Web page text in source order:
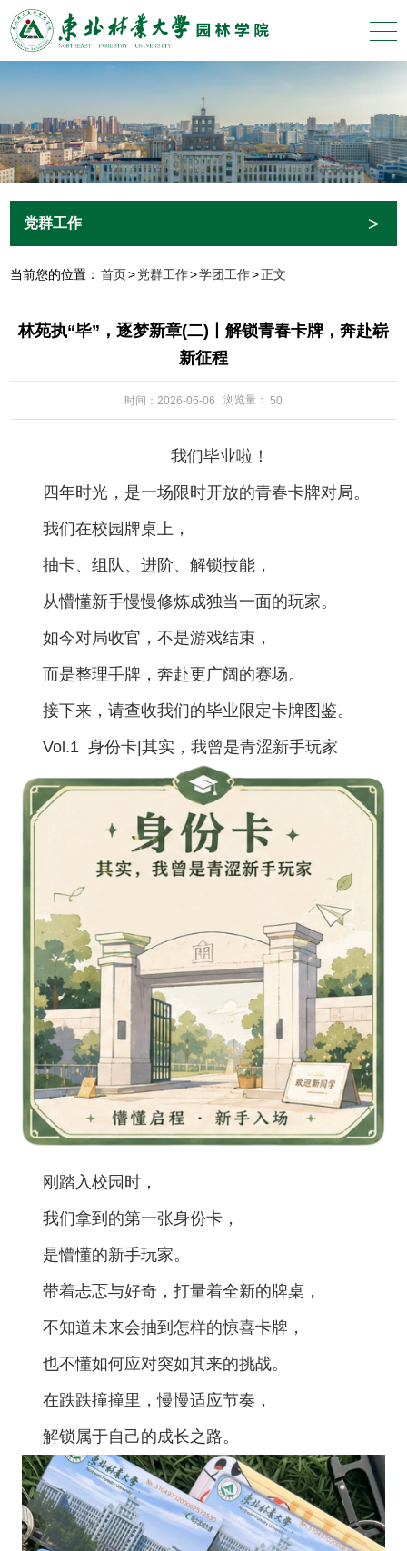
党群工作 >
当前您的位置： 首页>党群工作>学团工作>正文
林苑执“毕”，逐梦新章(二)丨解锁青春卡牌，奔赴崭
新征程
时间：2026-06-06 浏览量： 50
我们毕业啦！
四年时光，是一场限时开放的青春卡牌对局。
我们在校园牌桌上，
抽卡、组队、进阶、解锁技能，
从懵懂新手慢慢修炼成独当一面的玩家。
如今对局收官，不是游戏结束，
而是整理手牌，奔赴更广阔的赛场。
接下来，请查收我们的毕业限定卡牌图鉴。
Vol.1身份卡 |其实，我曾是青涩新手玩家
刚踏入校园时，
我们拿到的第一张身份卡，
是懵懂的新手玩家。
带着忐忑与好奇，打量着全新的牌桌，
不知道未来会抽到怎样的惊喜卡牌，
也不懂如何应对突如其来的挑战。
在跌跌撞撞里，慢慢适应节奏，
解锁属于自己的成长之路。